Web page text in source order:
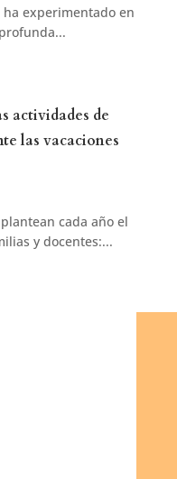
ha experimentado en
actividades de
las vacaciones
cada año el
y docentes:...